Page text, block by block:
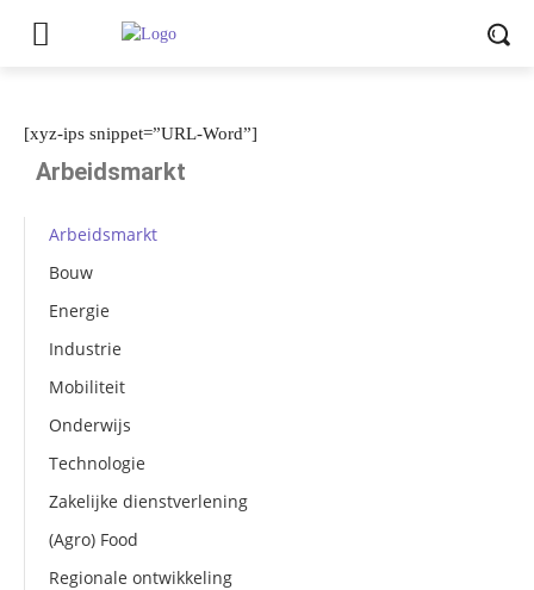
[xyz-ips snippet=”URL-Word”]
Arbeidsmarkt
Arbeidsmarkt
Bouw
Energie
Industrie
Mobiliteit
Onderwijs
Technologie
Zakelijke dienstverlening
(Agro) Food
Regionale ontwikkeling